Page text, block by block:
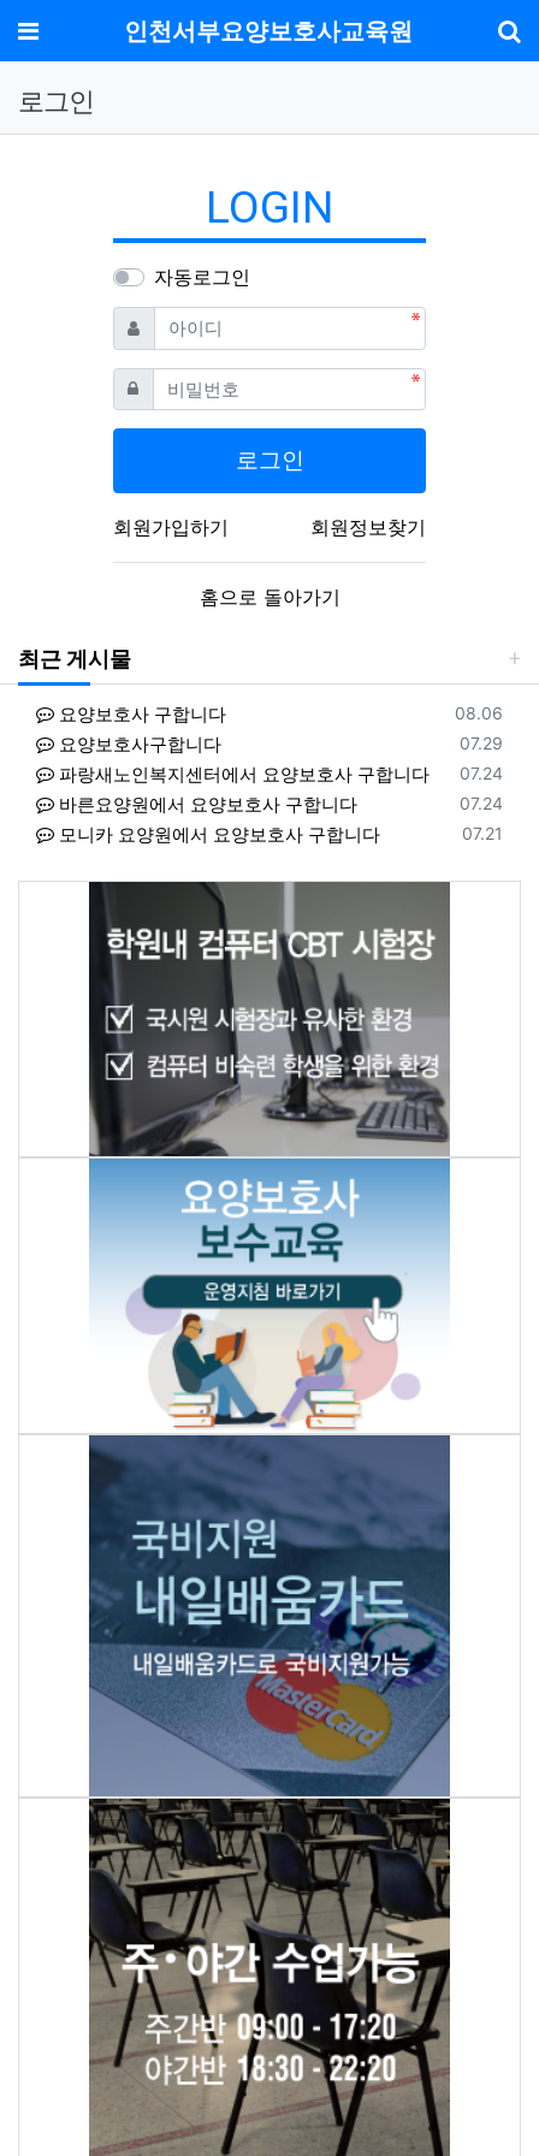
메뉴 인천서부요양보호사교육원
로그인
LOGIN
자동로그인
아이디 필수
비밀번호필수
로그인
회원가입하기 회원정보찾기
홈으로 돌아가기
최근 게시물
등록일
08.06
요양보호사 구합니다
등록일
07.29
요양보호사구합니다
등록일
07.24
파랑새노인복지센터에서 요양보호사 구합니다
등록일
07.24
바른요양원에서 요양보호사 구합니다
등록일
07.21
모니카 요양원에서 요양보호사 구합니다
동서힐링방문요양센터에서 요양보호사 구합니다